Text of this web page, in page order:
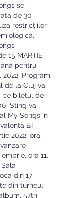
se
de 30
restricțiilor
15 MARTIE
pentru
2022. Program
de la Cluj va
pe biletul de
Sting va
My Songs în
BT
2022, ora
ora 11.
din 17
din turneul
57th